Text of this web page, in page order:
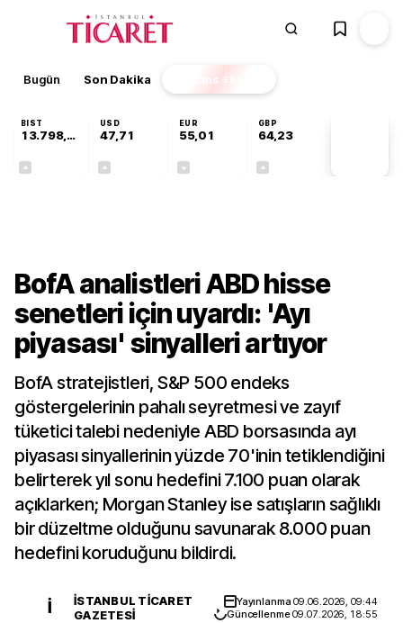
Bugün Son Dakika Finans EKSTRA
BIST
13.798,82
USD
47,71
EUR
55,01
GBP
64,23
BofA analistleri ABD hisse
senetleri için uyardı: 'Ayı
piyasası' sinyalleri artıyor
BofA stratejistleri, S&P 500 endeks
göstergelerinin pahalı seyretmesi ve zayıf
tüketici talebi nedeniyle ABD borsasında ayı
piyasası sinyallerinin yüzde 70'inin tetiklendiğini
belirterek yıl sonu hedefini 7.100 puan olarak
açıklarken; Morgan Stanley ise satışların sağlıklı
bir düzeltme olduğunu savunarak 8.000 puan
hedefini koruduğunu bildirdi.
İ
İSTANBUL TICARET
GAZETESI
Yayınlanma09.06.2026, 09:44
Güncellenme09.07.2026, 18:55